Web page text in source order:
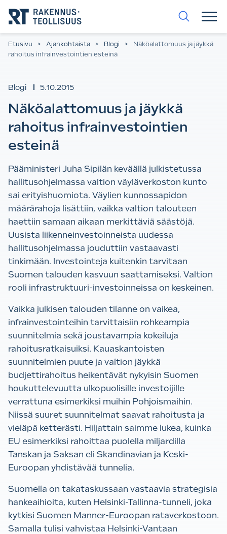
suoraan
sisältöön.
Etusivu > Ajankohtaista > Blogi >
Näköalattomuus ja jäykkä
rahoitus infrainvestointien esteinä
Blogi 5.10.2015
Näköalattomuus ja jäykkä
rahoitus infrainvestointien
esteinä
Pääministeri Juha Sipilän keväällä julkistetussa
hallitusohjelmassa valtion väyläverkoston kunto
sai erityishuomiota. Väylien kunnossapidon
määrärahoja lisättiin, vaikka valtion talouteen
haettiin samaan aikaan merkittäviä säästöjä.
Uusista liikenneinvestoinneista uudessa
hallitusohjelmassa jouduttiin vastaavasti
tinkimään. Investointeja kuitenkin tarvitaan
Suomen talouden kasvuun saattamiseksi. Valtion
rooli infrastruktuuri-investoinneissa on keskeinen.
Vaikka julkisen talouden tilanne on vaikea,
infrainvestointeihin tarvittaisiin rohkeampia
suunnitelmia sekä joustavampia kokeiluja
rahoitusratkaisuiksi. Kauaskantoisten
suunnitelmien puute ja valtion jäykkä
budjettirahoitus heikentävät nykyisin Suomen
houkuttelevuutta ulkopuolisille investoijille
verrattuna esimerkiksi muihin Pohjoismaihin.
Niissä suuret suunnitelmat saavat rahoitusta ja
vieläpä ketterästi. Hiljattain saimme lukea, kuinka
EU esimerkiksi rahoittaa puolella miljardilla
Tanskan ja Saksan eli Skandinavian ja Keski-
Euroopan yhdistävää tunnelia.
Suomella on takataskussaan vastaavia strategisia
hankeaihioita, kuten Helsinki-Tallinna-tunneli, joka
kytkisi Suomen Manner-Euroopan rataverkostoon.
Samalla tulisi vahvistaa Helsinki-Vantaan